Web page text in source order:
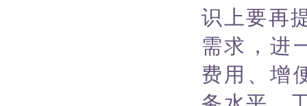
识上要再
需求，进
费用、增